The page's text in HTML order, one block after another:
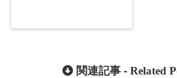
関連記事 - Related